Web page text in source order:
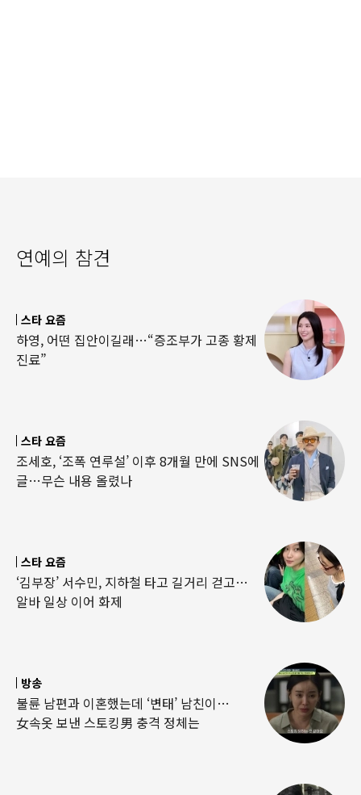
연예의 참견
스타 요즘
하영, 어떤 집안이길래…“증조부가 고종 황제
진료”
스타 요즘
조세호, ‘조폭 연루설’ 이후 8개월 만에 SNS에
글…무슨 내용 올렸나
스타 요즘
‘김부장’ 서수민, 지하철 타고 길거리 걷고…
알바 일상 이어 화제
방송
불륜 남편과 이혼했는데 ‘변태’ 남친이…
女속옷 보낸 스토킹男 충격 정체는